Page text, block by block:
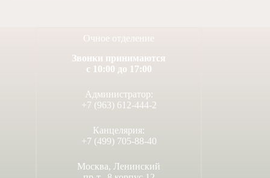
Очное отделение
Звонки принимаются
с 10:00 до 17:00
Администратор:
+7 (963) 612-444-2
Канцелярия:
+7 (499) 705-88-40
Москва, Ленинский